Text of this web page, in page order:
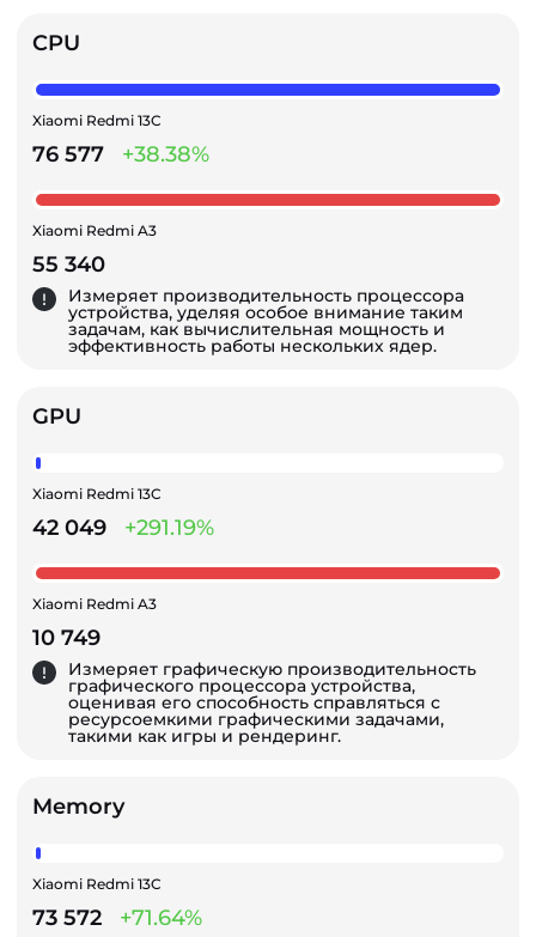
CPU
Xiaomi Redmi 13C
76 577 +38.38%
Xiaomi Redmi A3
55 340
Измеряет производительность процессора
устройства, уделяя особое внимание таким
задачам, как вычислительная мощность и
эффективность работы нескольких ядер.
GPU
Xiaomi Redmi 13C
42 049 +291.19%
Xiaomi Redmi A3
10 749
Измеряет графическую производительность
графического процессора устройства,
оценивая его способность справляться с
ресурсоемкими графическими задачами,
такими как игры и рендеринг.
Memory
Xiaomi Redmi 13C
73 572 +71.64%